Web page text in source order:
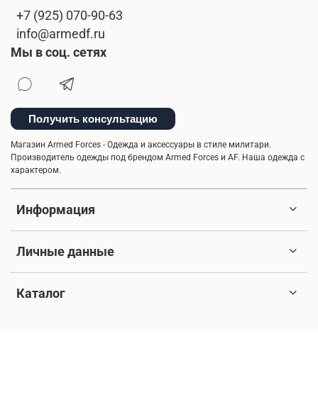
Информация
Личные данные
Каталог
+7 (925) 070-90-63
info@armedf.ru
Мы в соц. сетях
Получить консультацию
Магазин Armed Forces - Одежда и аксессуары в стиле милитари.
Производитель одежды под брендом Armed Forces и AF. Наша одежда с
характером.